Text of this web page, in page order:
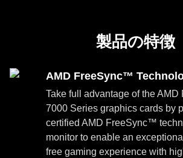
製品の特徴
AMD FreeSync™
Take full advantage of the
7000 Series graphics cards by
certified AMD FreeSync™
monitor to enable an
free gaming experience with